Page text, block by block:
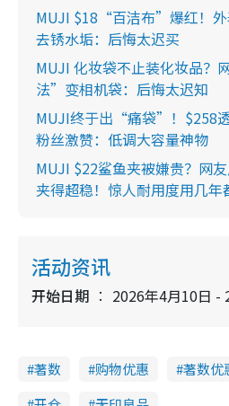
MUJI $18“百洁布”爆红！外
去锈水垢：后悔太迟买
MUJI 化妆袋不止装化妆品？
法”变相机袋：后悔太迟知
MUJI终于出“痛袋”！$258
粉丝激赞：低调大容量神物
MUJI $22鲨鱼夹被嫌贵？网友
夹得超稳！惊人耐用度用几年
活动资讯
开始日期 2026年4月10日 -
著数 购物优惠 著数优